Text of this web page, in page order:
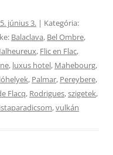
június 3. | Kategória:
Balaclava, Bel Ombre,
, Flic en Flac,
, luxus hotel, Mahebourg,
, Palmar, Pereybere,
Flacq, Rodrigues,szigetek,
,vulkán